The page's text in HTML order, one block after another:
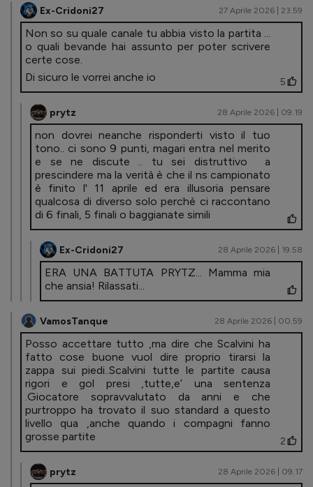
Ex-Cridoni27 27 Aprile 2026 | 23.59
Non so su quale canale tu abbia visto la partita ...
o quali bevande hai assunto per poter scrivere
certe cose.
Di sicuro le vorrei anche io
5
prytz 28 Aprile 2026 | 09.19
non dovrei neanche risponderti visto il tuo
tono.. ci sono 9 punti, magari entra nel merito
e se ne discute .. tu sei distruttivo a
prescindere ma la verità è che il ns campionato
è finito l' 11 aprile ed era illusoria pensare
qualcosa di diverso solo perchè ci raccontano
di 6 finali, 5 finali o baggianate simili
Ex-Cridoni27 28 Aprile 2026 | 19.58
ERA UNA BATTUTA PRYTZ... Mamma mia
che ansia! Rilassati...
VamosTanque 28 Aprile 2026 | 00.59
Posso accettare tutto ,ma dire che Scalvini ha
fatto cose buone vuol dire proprio tirarsi la
zappa sui piedi..Scalvini tutte le partite causa
rigori e gol presi ,tutte,e’ una sentenza
.Giocatore sopravvalutato da anni e che
purtroppo ha trovato il suo standard a questo
livello qua ,anche quando i compagni fanno
grosse partite
2
prytz 28 Aprile 2026 | 09.17